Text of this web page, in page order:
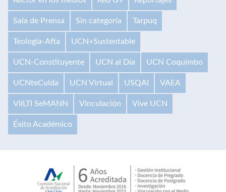
Sala de Prensa Sin categoría Tarpuq
Teología-Afta UCN+Sustentable
UCN-Constituyente UCN al Día UCN Coquimbo
UCNteCuida UCN Virtual USQAI VAEA
VilLTI SeMANN Vinculación Vive UCN
Éxito Académico